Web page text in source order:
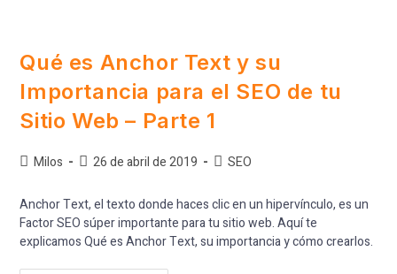
Qué es Anchor Text y su
Importancia para el SEO de tu
Sitio Web – Parte 1
Milos 26 de abril de 2019 SEO
Anchor Text, el texto donde haces clic en un hipervínculo, es un
Factor SEO súper importante para tu sitio web. Aquí te
explicamos Qué es Anchor Text, su importancia y cómo crearlos.